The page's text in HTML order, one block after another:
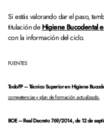
Si estás valorando dar el paso,
titulación de Higiene Bucodental
con la información del ciclo.
FUENTES
TodoFP – Técnico Superior en Higiene
competencias y plan de formación actualizado.
BOE – Real Decreto 769/2014, de 12 de